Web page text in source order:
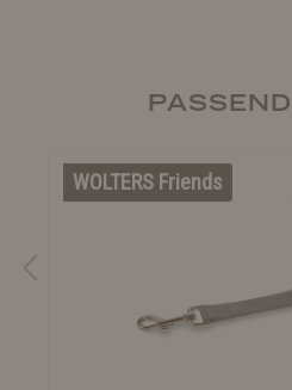
WOLTERS Friends